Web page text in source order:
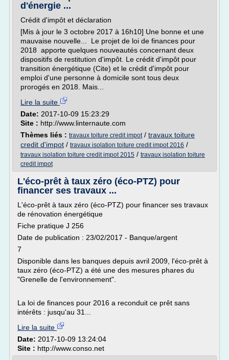
d'énergie ...
Crédit d'impôt et déclaration
[Mis à jour le 3 octobre 2017 à 16h10] Une bonne et une
mauvaise nouvelle... Le projet de loi de finances pour
2018 apporte quelques nouveautés concernant deux
dispositifs de restitution d'impôt. Le crédit d'impôt pour
transition énergétique (Cite) et le crédit d'impôt pour
emploi d'une personne à domicile sont tous deux
prorogés en 2018. Mais...
Lire la suite
Date: 2017-10-09 15:23:29
Site : http://www.linternaute.com
Thèmes liés : travaux toiture credit impot/ travaux toiture
credit d'impot / travaux isolation toiture credit impot 2016 /
travaux isolation toiture credit impot 2015 / travaux isolation toiture
credit impot
L'éco-prêt à taux zéro (éco-PTZ) pour
financer ses travaux ...
L'éco-prêt à taux zéro (éco-PTZ) pour financer ses travaux
de rénovation énergétique
Fiche pratique J 256
Date de publication : 23/02/2017 - Banque/argent
7
Disponible dans les banques depuis avril 2009, l'éco-prêt à
taux zéro (éco-PTZ) a été une des mesures phares du
"Grenelle de l'environnement".
La loi de finances pour 2016 a reconduit ce prêt sans
intérêts : jusqu'au 31...
Lire la suite
Date: 2017-10-09 13:24:04
Site : http://www.conso.net